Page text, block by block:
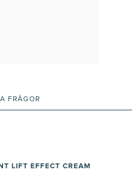
FRÅGOR
LIFT EFFECT CREAM